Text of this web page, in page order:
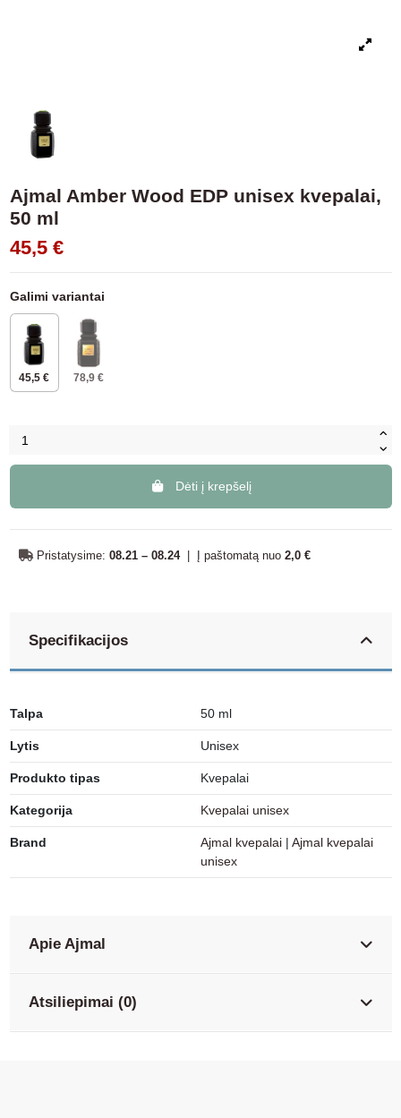
Ajmal Amber Wood EDP unisex kvepalai,
50 ml
45,5 €
Galimi variantai
45,5 € 78,9 €
Dėti į krepšelį
Pristatysime: 08.21 – 08.24 | Į paštomatą nuo 2,0 €
Specifikacijos
Talpa 50 ml
Lytis Unisex
Produkto tipas Kvepalai
Kategorija Kvepalai unisex
Brand Ajmal kvepalai | Ajmal kvepalai
unisex
Apie Ajmal
Atsiliepimai (0)